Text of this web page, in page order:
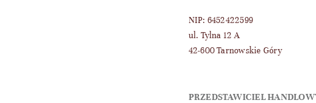
NIP: 6452422599
ul. Tylna 12 A
42-600 Tarnowskie Góry
PRZEDSTAWICIEL